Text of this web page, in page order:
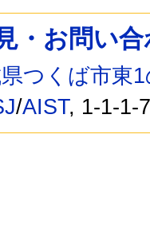
・お問い
つくば市東
/AIST, 1-1-1-